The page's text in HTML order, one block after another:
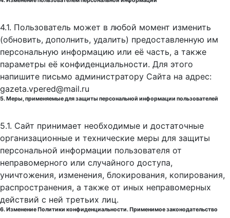
4.1. Пользователь может в любой момент изменить
(обновить, дополнить, удалить) предоставленную им
персональную информацию или её часть, а также
параметры её конфиденциальности. Для этого
напишите письмо администратору Сайта на адрес:
gazeta.vpered@mail.ru
5. Меры, применяемые для защиты персональной информации пользователей
5.1. Сайт принимает необходимые и достаточные
организационные и технические меры для защиты
персональной информации пользователя от
неправомерного или случайного доступа,
уничтожения, изменения, блокирования, копирования,
распространения, а также от иных неправомерных
действий с ней третьих лиц.
6. Изменение Политики конфиденциальности. Применимое законодательство